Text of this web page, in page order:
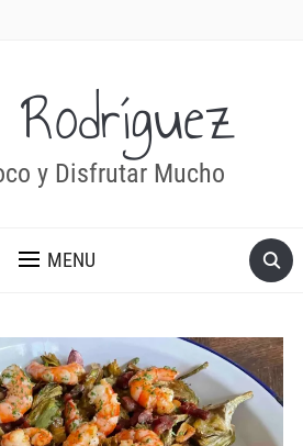
y Disfrutar Mucho
MENU